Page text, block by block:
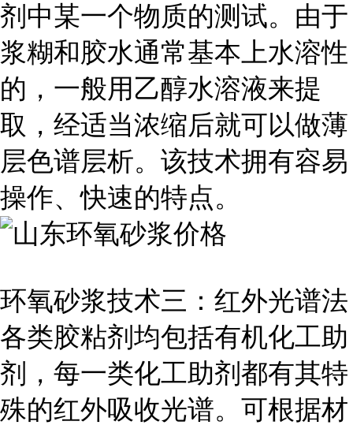
剂中某一个物质的测试。由于
浆糊和胶水通常基本上水溶性
的，一般用乙醇水溶液来提
取，经适当浓缩后就可以做薄
层色谱层析。该技术拥有容易
操作、快速的特点。
环氧砂浆技术三：红外光谱法
各类胶粘剂均包括有机化工助
剂，每一类化工助剂都有其特
殊的红外吸收光谱。可根据材